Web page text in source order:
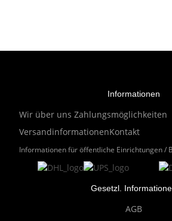
Informationen
Wir über uns Zahlungsmöglichkeiten
VersandinformationenKontakt
Informationen für öffentliche Einrichtungen /
Gesetzl.
AGB